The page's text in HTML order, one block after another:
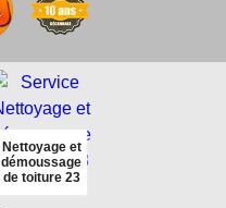
Nettoyage et
démoussage
de toiture 23